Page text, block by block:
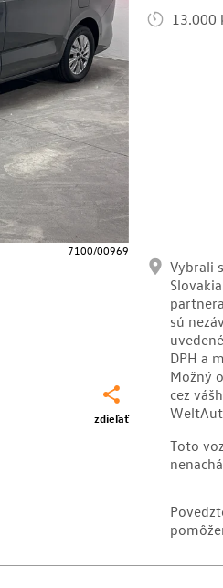
7100/00969
13.000
Vybrali
sú
DPH a
Možný
cez
Toto
zdieľať